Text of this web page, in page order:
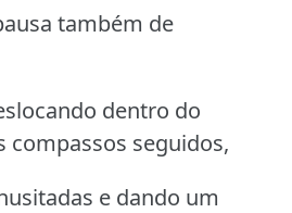
também de
dentro do
compassos seguidos,
e dando um